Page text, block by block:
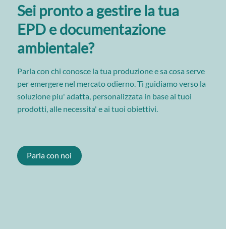
Sei pronto a gestire la tua
EPD e documentazione
ambientale?
Parla con chi conosce la tua produzione e sa cosa serve
per emergere nel mercato odierno. Ti guidiamo verso la
soluzione piu' adatta, personalizzata in base ai tuoi
prodotti, alle necessita' e ai tuoi obiettivi.
Parla con noi